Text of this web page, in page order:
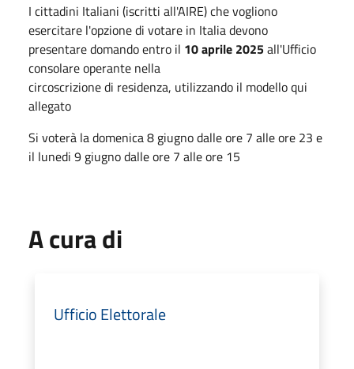
I cittadini Italiani (iscritti all'AIRE) che vogliono
esercitare l'opzione di votare in Italia devono
presentare domando entro il 10 aprile 2025all'Ufficio
consolare operante nella
circoscrizione di residenza, utilizzando il modello qui
allegato
Si voterà la domenica 8 giugno dalle ore 7 alle ore 23 e
il lunedi 9 giugno dalle ore 7 alle ore 15
A cura di
Ufficio Elettorale